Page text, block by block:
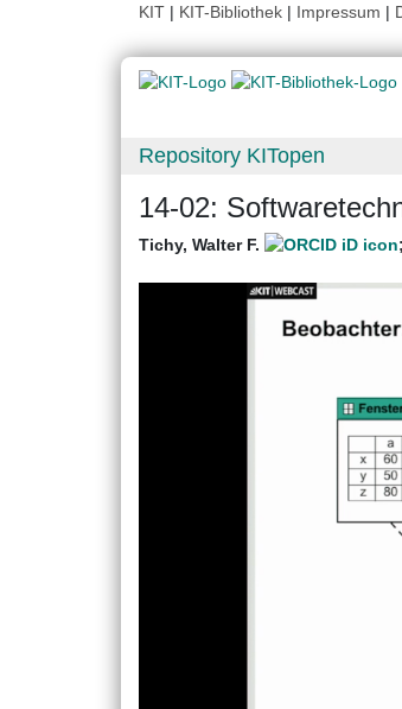
KIT | KIT-Bibliothek | Impressum |
Repository KITopen
14-02:
Tichy, Walter F. ;